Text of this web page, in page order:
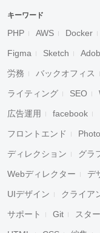
キーワード
PHP AWS Docker
Figma Sketch
労務 バックオフィス
ライティング SEO
広告運用 facebook
フロントエンド
ディレクション グラ
Webディレクター デ
UIデザイン クライア
サポート Git スタ